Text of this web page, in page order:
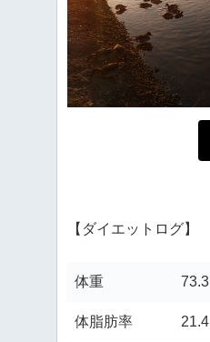
【ダイエットログ】
体重 73.3
体脂肪率 21.4